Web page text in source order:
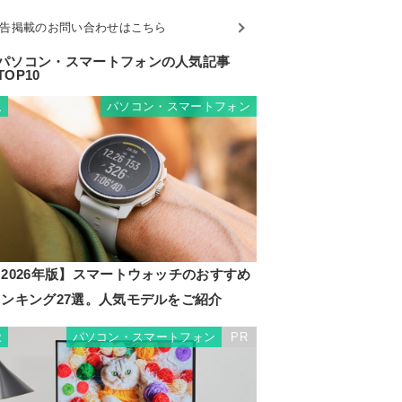
掲載のお問い合わせはこちら
ソコン・スマートフォンの人気記事
パソコン・スマートフォン
年版】スマートウォッチのおすすめ
キング27選。人気モデルをご紹介
パソコン・スマートフォン PR